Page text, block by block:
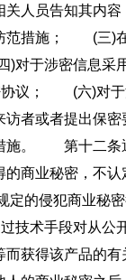
关人员告知其
范措施； (三)
于涉密信息采
议； (六)对于
访者或者提出
施。 第十二条
的商业秘密，不
定的侵犯商业
技术手段对从公
获得该产品的有